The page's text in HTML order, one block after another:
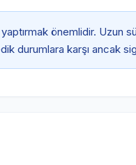
önemlidir. Uzun
durumlara karşı ancak